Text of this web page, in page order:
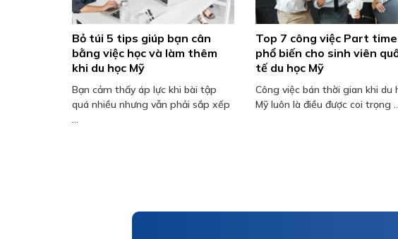
Bỏ túi 5 tips giúp bạn cân
bằng việc học và làm thêm
khi du học Mỹ
Bạn cảm thấy áp lực khi bài tập
quá nhiều nhưng vẫn phải sắp xếp
...
Top 7 công việc Part time
phổ biến cho sinh viên
tế du học Mỹ
Công việc bán thời gian khi du
Mỹ luôn là điều được coi trọng